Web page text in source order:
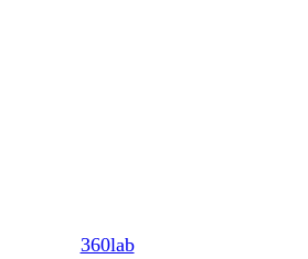
360lab09/06/2020